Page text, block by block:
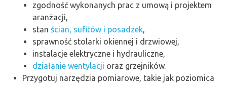
zgodność wykonanych prac z umową i projektem
aranżacji,
stan ścian, sufitów i posadzek,
sprawność stolarki okiennej i drzwiowej,
instalacje elektryczne i hydrauliczne,
działanie wentylacji oraz grzejników.
Przygotuj narzędzia pomiarowe, takie jak poziomica